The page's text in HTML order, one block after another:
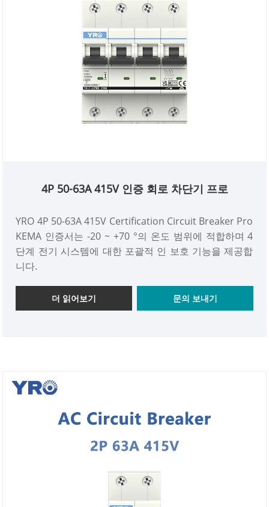
4P 50-63A 415V 인증 회로 차단기 프로
YRO 4P 50-63A 415V Certification Circuit Breaker Pro
KEMA 인증서는 -20 ~ +70 °의 온도 범위에 적합하며 4
단계 전기 시스템에 대한 포괄적 인 보호 기능을 제공합
니다.
더 읽어보기 문의 보내기